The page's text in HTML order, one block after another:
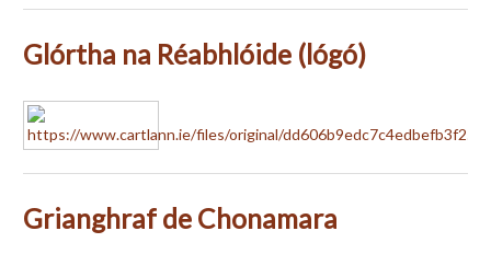
Glórtha na Réabhlóide (lógó)
Grianghraf de Chonamara